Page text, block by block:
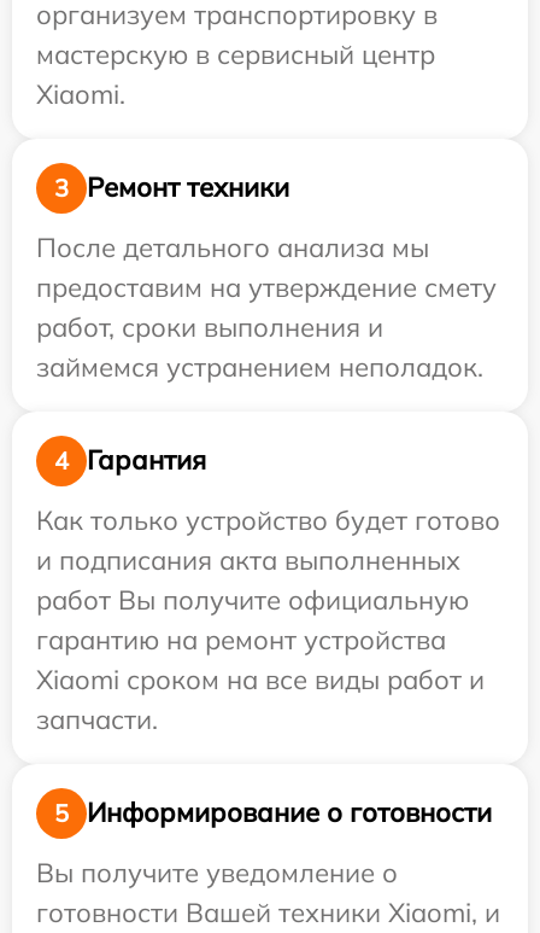
организуем транспортировку в
мастерскую в сервисный центр
Xiaomi.
3
Ремонт техники
После детального анализа мы
предоставим на утверждение смету
работ, сроки выполнения и
займемся устранением неполадок.
4
Гарантия
Как только устройство будет готово
и подписания акта выполненных
работ Вы получите официальную
гарантию на ремонт устройства
Xiaomi сроком на все виды работ и
запчасти.
5
Информирование о готовности
Вы получите уведомление о
готовности Вашей техники Xiaomi, и